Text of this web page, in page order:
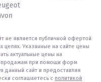
не является публичной офертой
целях. Указанные на сайте цены
актуальные цены на
продажам при помощи форм
данный сайт и предоставляя
соглашаетесь с политикой